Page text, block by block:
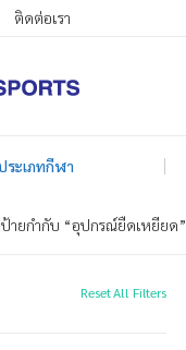
ติดต่อเรา
ะเภทกีฬา
ายกำกับ “อุปกรณ์ยืดเหยียด”
Reset All Filters